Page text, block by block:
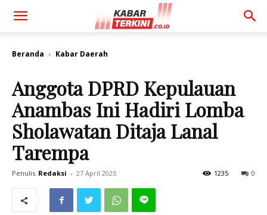
Beranda Kabar Daerah
Anggota DPRD Kepulauan
Anambas Ini Hadiri Lomba
Sholawatan Ditaja Lanal
Tarempa
Penulis Redaksi - 27 April 2025 0
1235